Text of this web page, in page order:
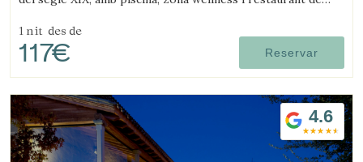
1 nit des de
117€ Reservar
4.6